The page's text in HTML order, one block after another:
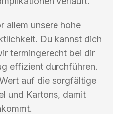
allem unsere hohe
Du kannst dich
termingerecht bei dir
effizient durchführen.
auf die sorgfältige
und Kartons, damit